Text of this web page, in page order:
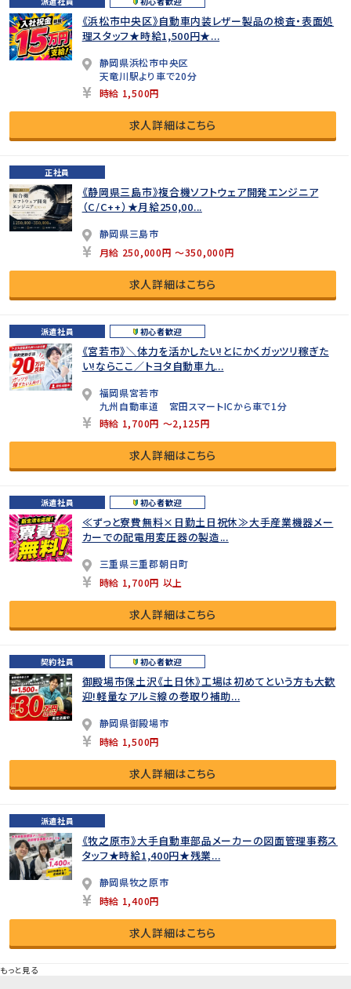
《浜松市中央区》自動車内装レザー製品の検査・表面処
理スタッフ★時給1,500円★...
静岡県浜松市中央区
天竜川駅より車で20分
時給 1,500円
求人詳細はこちら
正社員
《静岡県三島市》複合機ソフトウェア開発エンジニア
（C/C++）★月給250,00...
静岡県三島市
月給 250,000円 ～350,000円
求人詳細はこちら
派遣社員 初心者歓迎
《宮若市》＼体力を活かしたい!とにかくガッツリ稼ぎた
い!ならここ／トヨタ自動車九...
福岡県宮若市
九州自動車道 宮田スマートICから車で1分
時給 1,700円 ～2,125円
求人詳細はこちら
派遣社員 初心者歓迎
≪ずっと寮費無料×日勤土日祝休≫大手産業機器メー
カーでの配電用変圧器の製造...
三重県三重郡朝日町
時給 1,700円 以上
求人詳細はこちら
契約社員 初心者歓迎
御殿場市保土沢《土日休》工場は初めてという方も大歓
迎!軽量なアルミ線の巻取り補助...
静岡県御殿場市
時給 1,500円
求人詳細はこちら
派遣社員
《牧之原市》大手自動車部品メーカーの図面管理事務ス
タッフ★時給1,400円★残業...
静岡県牧之原市
時給 1,400円
求人詳細はこちら
もっと見る